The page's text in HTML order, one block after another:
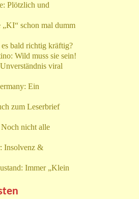
Plötzlich und
schon mal dumm
bald richtig kräftig?
Wild muss sie sein!
viral
Ein
zum Leserbrief
nicht alle
Insolvenz &
Immer „Klein